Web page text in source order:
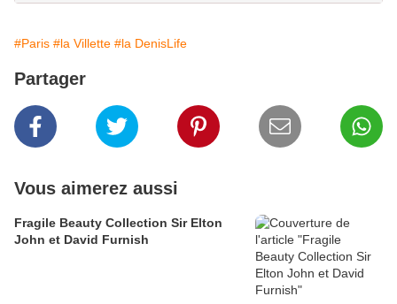
#Paris #la Villette #la DenisLife
Partager
Vous aimerez aussi
Fragile Beauty Collection Sir Elton
John et David Furnish